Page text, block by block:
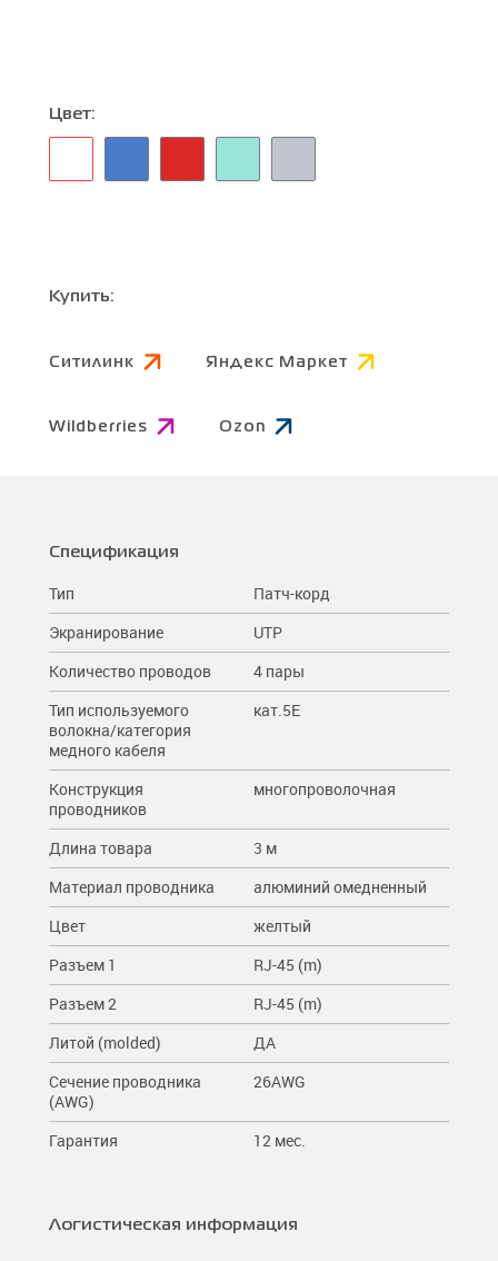
Цвет:
Купить:
Ситилинк Яндекс Маркет
Wildberries Ozon
Спецификация
Тип
Патч-корд
Экранирование
UTP
Количество проводов
4 пары
Тип используемого
волокна/категория
медного кабеля
кат.5E
Конструкция
проводников
многопроволочная
Длина товара
3 м
Материал проводника
алюминий омедненный
Цвет
желтый
Разъем 1
RJ-45 (m)
Разъем 2
RJ-45 (m)
Литой (molded)
ДА
Сечение проводника
(AWG)
26AWG
Гарантия 12 мес.
Логистическая информация